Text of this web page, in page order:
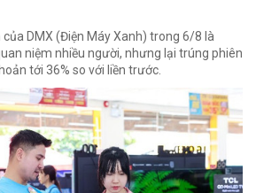
của DMX (Điện Máy Xanh) trong 6/8 là
niệm nhiều người, nhưng lại trúng phiên
tới 36% so với liền trước.